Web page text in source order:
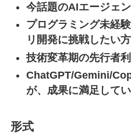
今話題のAIエージェ
プログラミング未経
リ開発に挑戦したい方
技術変革期の先行者
ChatGPT/Gemini/
が、成果に満足して
形式